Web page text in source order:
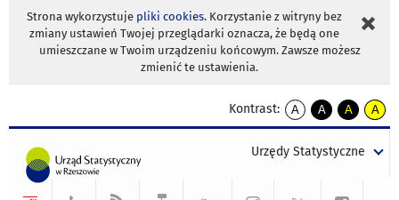
Strona wykorzystuje pliki cookies. Korzystanie z witryny bez
zmiany ustawień Twojej przeglądarki oznacza, że będą one
umieszczane w Twoim urządzeniu końcowym. Zawsze możesz
zmienić te ustawienia.
Kontrast:
A
kontrast
A
kontrast
tekst
czarnym
A
kontrast
tekst
czarnym
A
tekst
żółtym
Urzędy Statystyczne